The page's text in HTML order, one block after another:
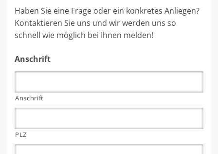
Haben Sie eine Frage oder ein konkretes Anliegen?
Kontaktieren Sie uns und wir werden uns so
schnell wie möglich bei Ihnen melden!
Anschrift
Anschrift
PLZ